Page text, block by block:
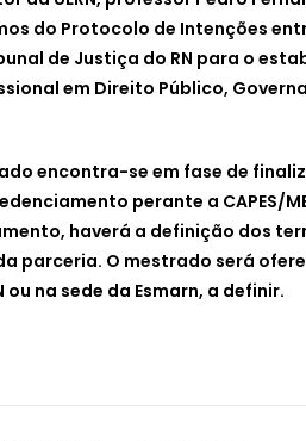
do Protocolo de Intenções
de Justiça do RN para o
em Direito Público,
encontra-se em fase de
perante a CAPES/
haverá a definição dos
parceria. O mestrado será
ou na sede da Esmarn, a definir.